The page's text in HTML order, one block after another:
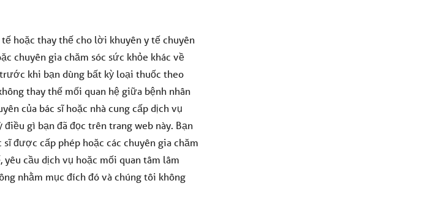
hoặc thay thế cho lời khuyên y tế chuyên
chuyên gia chăm sóc sức khỏe khác về
khi bạn dùng bất kỳ loại thuốc theo
thay thế mối quan hệ giữa bệnh nhân
của bác sĩ hoặc nhà cung cấp dịch vụ
gì bạn đã đọc trên trang web này. Bạn
được cấp phép hoặc các chuyên gia chăm
cầu dịch vụ hoặc mối quan tâm lâm
nhằm mục đích đó và chúng tôi không